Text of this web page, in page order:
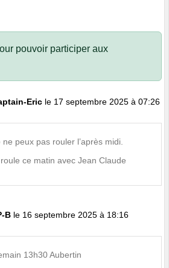
pouvoir participer aux
Eric le 17 septembre 2025 à 07:26
ne peux pas rouler l’après midi.
ce matin avec Jean Claude
B le 16 septembre 2025 à 18:16
13h30 Aubertin